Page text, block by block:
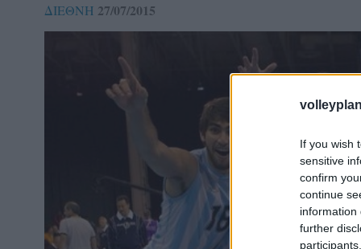
If you wish
sensitive
confirm
continue
information
further
ΔΙΕΘΝΗ 27/07/2015